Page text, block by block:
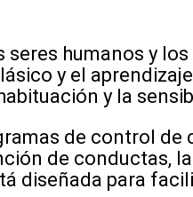
humanos y
y el
y la
de control
de conductas,
diseñada para